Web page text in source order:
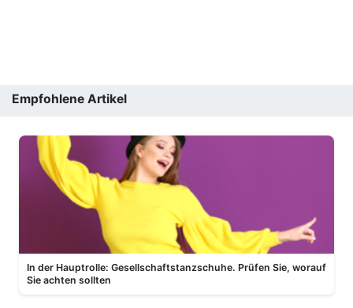
Empfohlene Artikel
In der Hauptrolle: Gesellschaftstanzschuhe. Prüfen Sie, worauf
Sie achten sollten